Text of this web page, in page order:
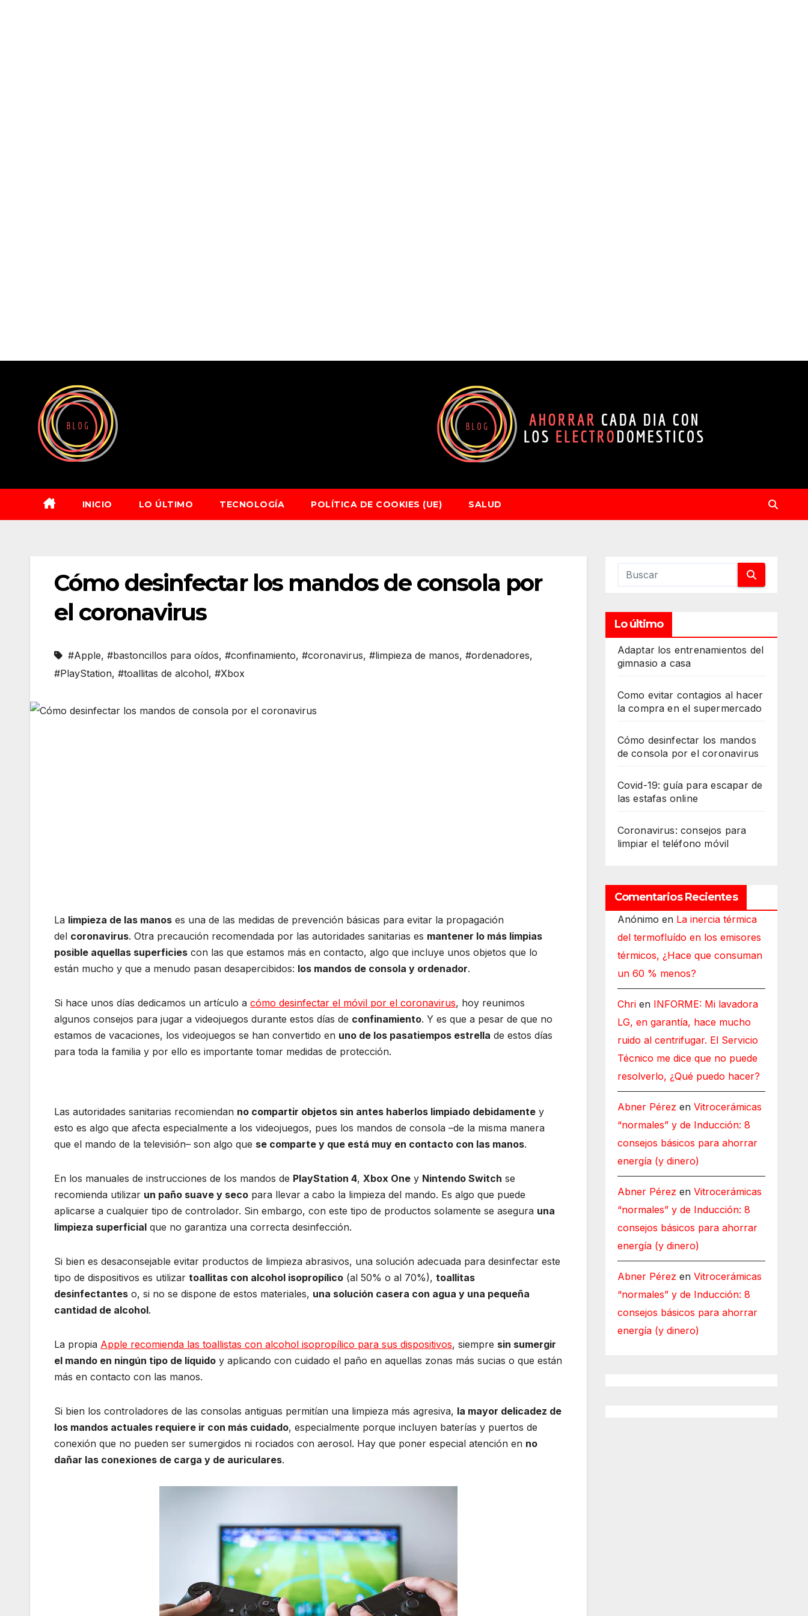
contenido
INICIO LO ÚLTIMO TECNOLOGÍA POLÍTICA DE COOKIES (UE) SALUD
Cómo desinfectar los mandos de consola por
el coronavirus
#Apple, #bastoncillos para oídos, #confinamiento, #coronavirus, #limpieza de manos, #ordenadores,
#PlayStation, #toallitas de alcohol, #Xbox
La limpieza de las manos es una de las medidas de prevención básicas para evitar la propagación
del coronavirus. Otra precaución recomendada por las autoridades sanitarias es mantener lo más limpias
posible aquellas superficies con las que estamos más en contacto, algo que incluye unos objetos que lo
están mucho y que a menudo pasan desapercibidos: los mandos de consola y ordenador.
Si hace unos días dedicamos un artículo a cómo desinfectar el móvil por el coronavirus, hoy reunimos
algunos consejos para jugar a videojuegos durante estos días de confinamiento. Y es que a pesar de que no
estamos de vacaciones, los videojuegos se han convertido en uno de los pasatiempos estrella de estos días
para toda la familia y por ello es importante tomar medidas de protección.
Las autoridades sanitarias recomiendan no compartir objetos sin antes haberlos limpiado debidamente y
esto es algo que afecta especialmente a los videojuegos, pues los mandos de consola –de la misma manera
que el mando de la televisión– son algo que se comparte y que está muy en contacto con las manos.
En los manuales de instrucciones de los mandos de PlayStation 4, Xbox One y Nintendo Switch se
recomienda utilizar un paño suave y seco para llevar a cabo la limpieza del mando. Es algo que puede
aplicarse a cualquier tipo de controlador. Sin embargo, con este tipo de productos solamente se asegura una
limpieza superficial que no garantiza una correcta desinfección.
Si bien es desaconsejable evitar productos de limpieza abrasivos, una solución adecuada para desinfectar este
tipo de dispositivos es utilizar toallitas con alcohol isopropílico (al 50% o al 70%), toallitas
desinfectantes o, si no se dispone de estos materiales, una solución casera con agua y una pequeña
cantidad de alcohol.
La propia Apple recomienda las toallistas con alcohol isopropílico para sus dispositivos, siempre sin sumergir
el mando en ningún tipo de líquido y aplicando con cuidado el paño en aquellas zonas más sucias o que están
más en contacto con las manos.
Si bien los controladores de las consolas antiguas permitían una limpieza más agresiva, la mayor delicadez de
los mandos actuales requiere ir con más cuidado, especialmente porque incluyen baterías y puertos de
conexión que no pueden ser sumergidos ni rociados con aerosol. Hay que poner especial atención en no
dañar las conexiones de carga y de auriculares.
Lo último
Adaptar los entrenamientos del
gimnasio a casa
Como evitar contagios al hacer
la compra en el supermercado
Cómo desinfectar los mandos
de consola por el coronavirus
Covid-19: guía para escapar de
las estafas online
Coronavirus: consejos para
limpiar el teléfono móvil
Comentarios Recientes
Anónimo en La inercia térmica
del termofluído en los emisores
térmicos, ¿Hace que consuman
un 60 % menos?
Chrien INFORME: Mi lavadora
LG, en garantía, hace mucho
ruido al centrifugar. El Servicio
Técnico me dice que no puede
resolverlo, ¿Qué puedo hacer?
Abner Pérez en Vitrocerámicas
“normales” y de Inducción: 8
consejos básicos para ahorrar
energía (y dinero)
Abner Pérez en Vitrocerámicas
“normales” y de Inducción: 8
consejos básicos para ahorrar
energía (y dinero)
Abner Pérez en Vitrocerámicas
“normales” y de Inducción: 8
consejos básicos para ahorrar
energía (y dinero)